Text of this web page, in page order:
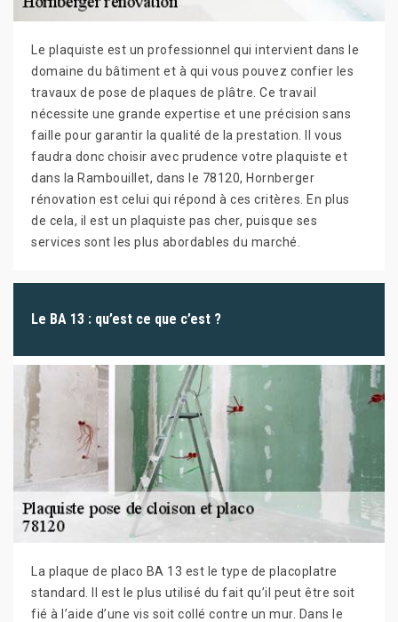
Le plaquiste est un professionnel qui intervient dans le
domaine du bâtiment et à qui vous pouvez confier les
travaux de pose de plaques de plâtre. Ce travail
nécessite une grande expertise et une précision sans
faille pour garantir la qualité de la prestation. Il vous
faudra donc choisir avec prudence votre plaquiste et
dans la Rambouillet, dans le 78120, Hornberger
rénovation est celui qui répond à ces critères. En plus
de cela, il est un plaquiste pas cher, puisque ses
services sont les plus abordables du marché.
Le BA 13 : qu’est ce que c’est ?
La plaque de placo BA 13 est le type de placoplatre
standard. Il est le plus utilisé du fait qu’il peut être soit
fié à l’aide d’une vis soit collé contre un mur. Dans le